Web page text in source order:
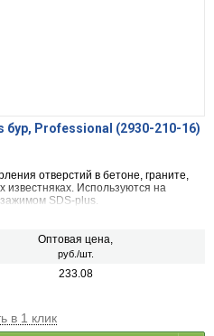
бур, Professional (2930-210-16)
отверстий в бетоне, граните,
известняках. Используются на
SDS-plus.
Оптовая цена,
руб./шт.
233.08
в 1 клик